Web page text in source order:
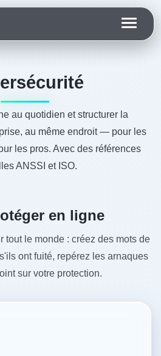
au quotidien et structurer la
au même endroit — pour les
les pros. Avec des références
ANSSI et ISO.
en ligne
tout le monde : créez des mots de
ont fuité, repérez les arnaques
sur votre protection.